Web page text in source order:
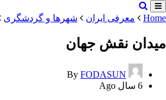
Home معرفی ایران شهرها و گردشگری
میدان نقش جهان
By FODASUN
6 سال Ago